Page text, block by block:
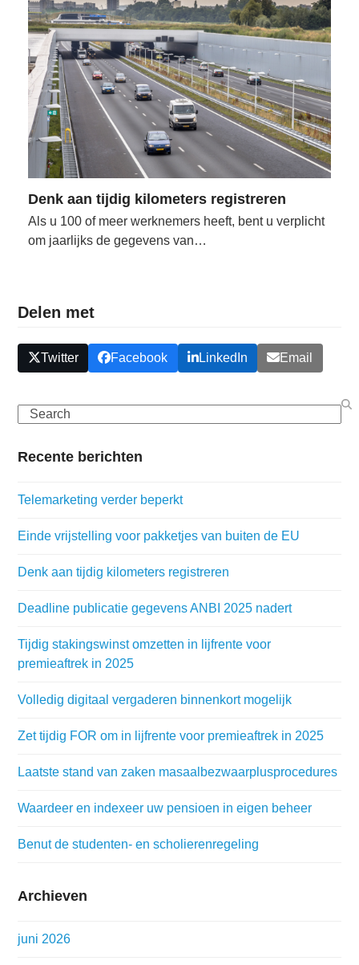
Denk aan tijdig kilometers registreren
Als u 100 of meer werknemers heeft, bent u verplicht
om jaarlijks de gegevens van…
Delen met
Twitter Facebook LinkedIn Email
Search
Recente berichten
Telemarketing verder beperkt
Einde vrijstelling voor pakketjes van buiten de EU
Denk aan tijdig kilometers registreren
Deadline publicatie gegevens ANBI 2025 nadert
Tijdig stakingswinst omzetten in lijfrente voor
premieaftrek in 2025
Volledig digitaal vergaderen binnenkort mogelijk
Zet tijdig FOR om in lijfrente voor premieaftrek in 2025
Laatste stand van zaken masaalbezwaarplusprocedures
Waardeer en indexeer uw pensioen in eigen beheer
Benut de studenten- en scholierenregeling
Archieven
juni 2026